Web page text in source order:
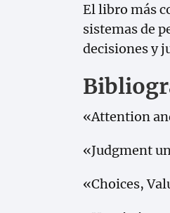
El libro más
sistemas de
decisiones y
«Attention
«Judgment
«Choices,